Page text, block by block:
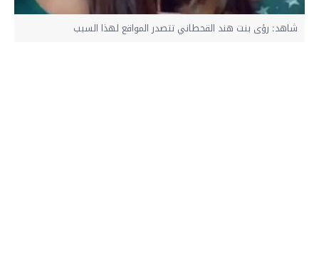
شاهد: رؤى بنت هند القحطاني تتصدر المواقع لهذا السبب